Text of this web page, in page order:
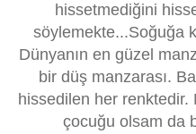
hissetmediğini
söylemekte...Soğuğa
Dünyanın en güzel
bir düş manzarası.
hissedilen her
çocuğu olsam da